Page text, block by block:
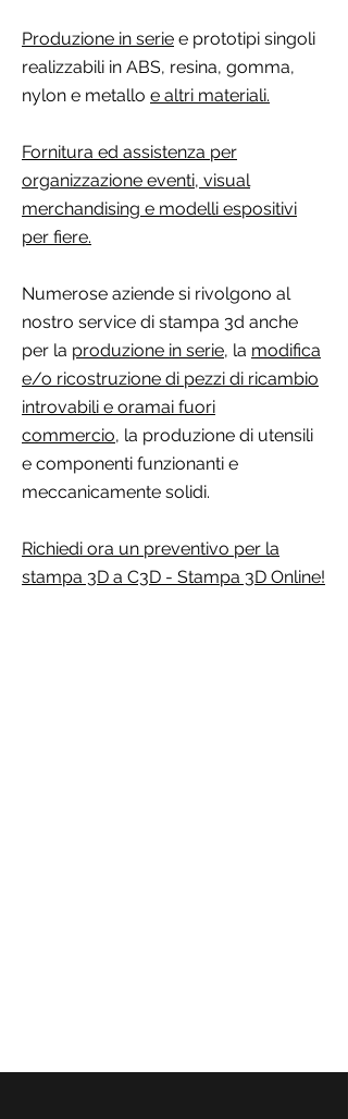
Produzione in serie e prototipi singoli
realizzabili in ABS, resina, gomma,
nylon e metallo e altri materiali.
Fornitura ed assistenza per
organizzazione eventi, visual
merchandising e modelli espositivi
per fiere.
Numerose aziende si rivolgono al
nostro service di stampa 3d anche
per la produzione in serie, la modifica
e/o ricostruzione di pezzi di ricambio
introvabili e oramai fuori
commercio, la produzione di utensili
e componenti funzionanti e
meccanicamente solidi.
Richiedi ora un preventivo per la
stampa 3D a C3D - Stampa 3D Online!